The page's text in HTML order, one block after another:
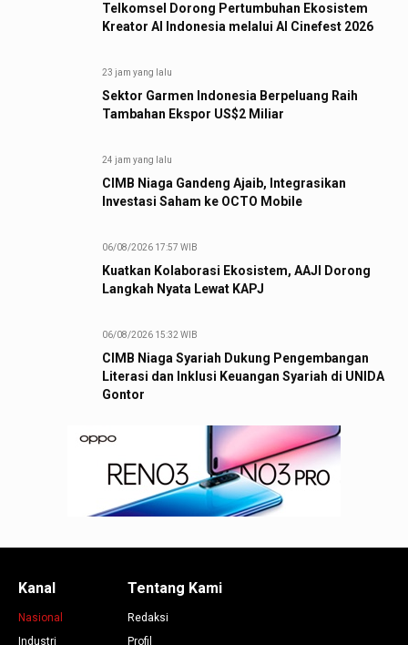
Telkomsel Dorong Pertumbuhan Ekosistem
Kreator AI Indonesia melalui AI Cinefest 2026
23 jam yang lalu
Sektor Garmen Indonesia Berpeluang Raih
Tambahan Ekspor US$2 Miliar
24 jam yang lalu
CIMB Niaga Gandeng Ajaib, Integrasikan
Investasi Saham ke OCTO Mobile
06/08/2026 17:57 WIB
Kuatkan Kolaborasi Ekosistem, AAJI Dorong
Langkah Nyata Lewat KAPJ
06/08/2026 15:32 WIB
CIMB Niaga Syariah Dukung Pengembangan
Literasi dan Inklusi Keuangan Syariah di UNIDA
Gontor
Kanal
Nasional
Industri
Tentang Kami
Redaksi
Profil